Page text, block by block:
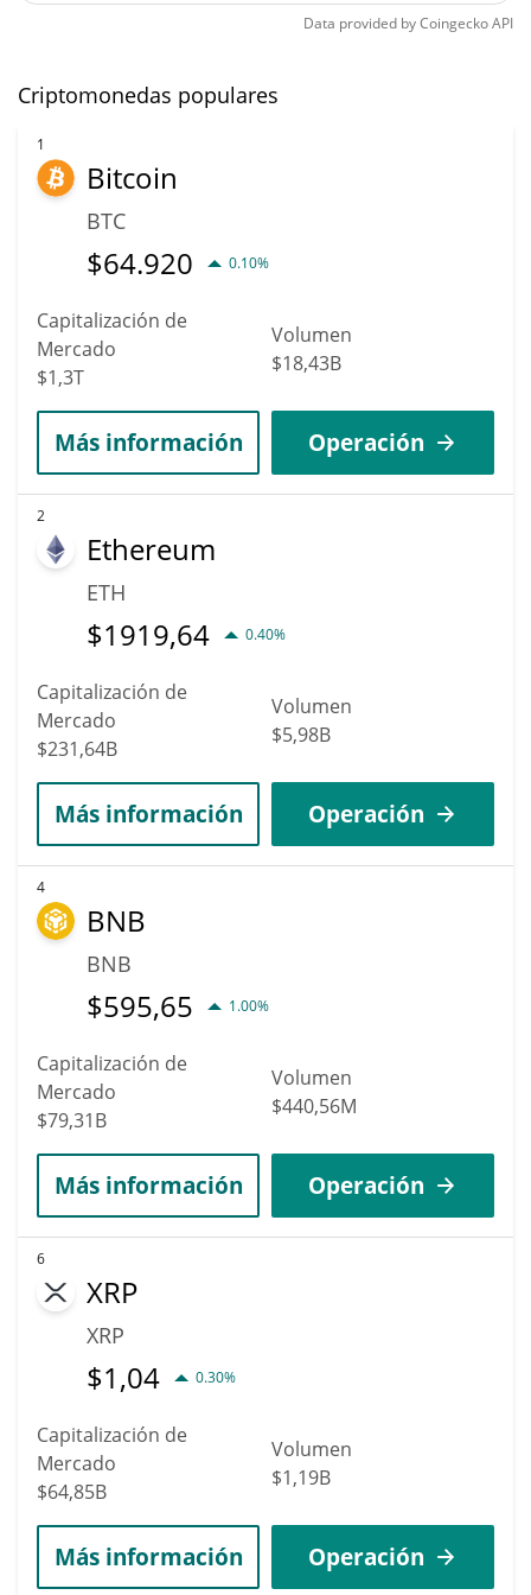
Data provided byCoingeckoAPI
Criptomonedas populares
1
Bitcoin
BTC
$64.920 0.10%
Capitalización de
Mercado
$1,3T
Volumen
$18,43B
Más información Operación
2
Ethereum
ETH
$1919,64 0.40%
Capitalización de
Mercado
$231,64B
Volumen
$5,98B
Más información Operación
4
BNB
BNB
$595,65 1.00%
Capitalización de
Mercado
$79,31B
Volumen
$440,56M
Más información Operación
6
XRP
XRP
$1,04 0.30%
Capitalización de
Mercado
$64,85B
Volumen
$1,19B
Más información Operación